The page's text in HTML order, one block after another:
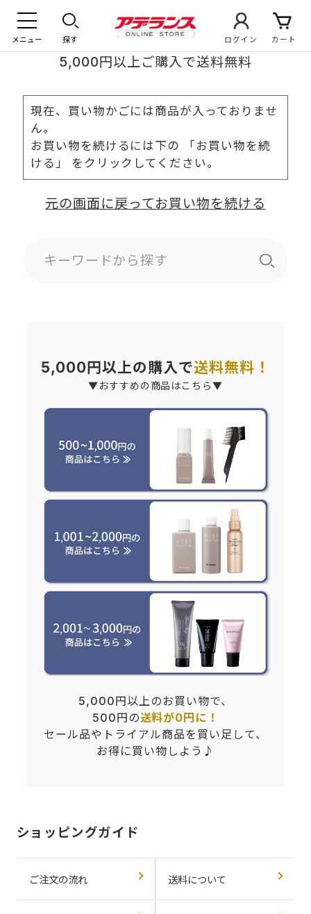
メニュー 探す ログイン カート
5,000円以上ご購入で送料無料
現在、買い物かごには商品が入っておりませ
ん。
お買い物を続けるには下の 「お買い物を続
ける」 をクリックしてください。
元の画面に戻ってお買い物を続ける
キーワードから探す
5,000円以上の購入で送料無料！
▼おすすめの商品はこちら▼
5,000円以上のお買い物で、
500円の送料が0円に！
セール品やトライアル商品を買い足して、
お得に買い物しよう♪
ショッピングガイド
ご注文の流れ 送料について